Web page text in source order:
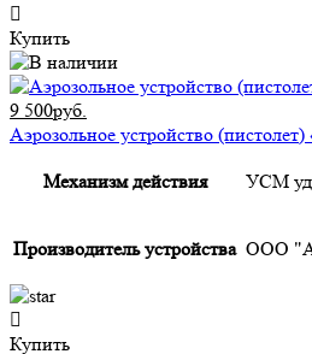
Купить
9 500руб.
Аэрозольное устройство
Механизм действия УСМ
Производитель устройства ООО
Купить